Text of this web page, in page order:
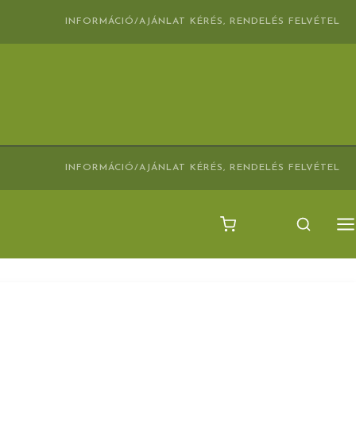
INFORMÁCIÓ/AJÁNLAT KÉRÉS, RENDELÉS FELVÉTEL
INFORMÁCIÓ/AJÁNLAT KÉRÉS, RENDELÉS FELVÉTEL